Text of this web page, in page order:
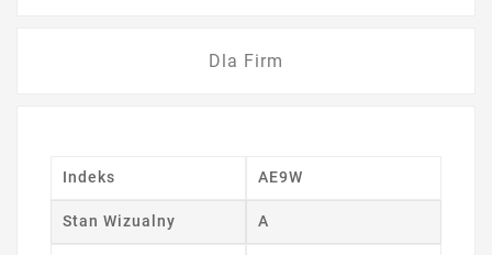
Dla Firm
Indeks AE9W
Stan Wizualny A